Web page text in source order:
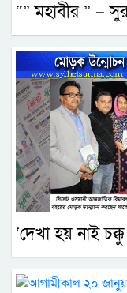
“” মহাবীর ” –
‘দেখা হয় নাই